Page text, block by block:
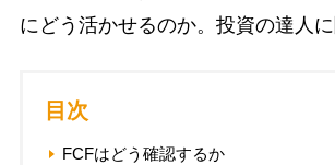
にどう活かせるのか。投資の達人に
目次
FCFはどう確認するか